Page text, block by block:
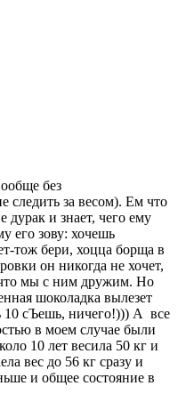
без
следить за весом). Ем что
дурак и знает, чего ему
его зову: хочешь
тож бери, хоцца борща в
он никогда не хочет,
мы с ним дружим. Но
шоколадка вылезет
10 сЪешь, ничего!))) А все
в моем случае были
10 лет весила 50 кг и
вес до 56 кг сразу и
и общее состояние в